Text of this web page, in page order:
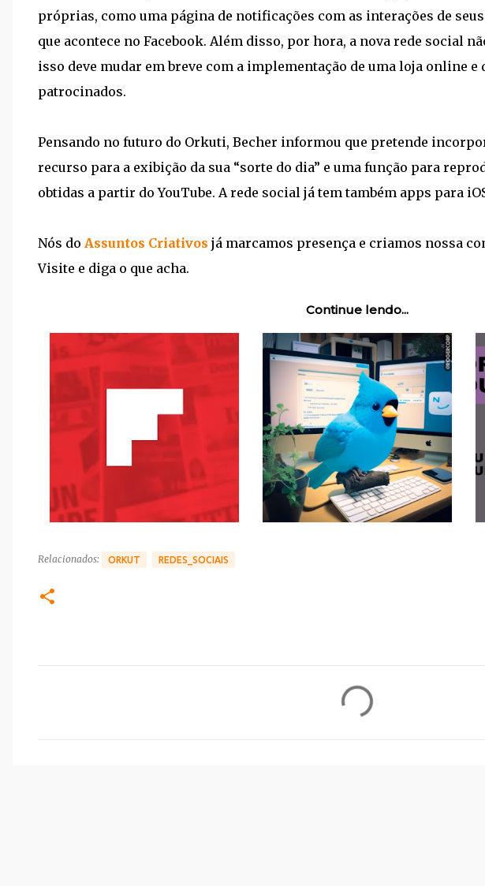
próprias, como uma página de notificações com as interações de
que acontece no Facebook. Além disso, por hora, a nova rede social
isso deve mudar em breve com a implementação de uma loja online
patrocinados.
Pensando no futuro do Orkuti, Becher informou que pretende
recurso para a exibição da sua “sorte do dia” e uma função para
obtidas a partir do YouTube. A rede social já tem também apps para
Nós do Assuntos Criativos já marcamos presença e criamos nossa
Visite e diga o que acha.
Continue lendo...
Relacionados: ORKUT REDES_SOCIAIS